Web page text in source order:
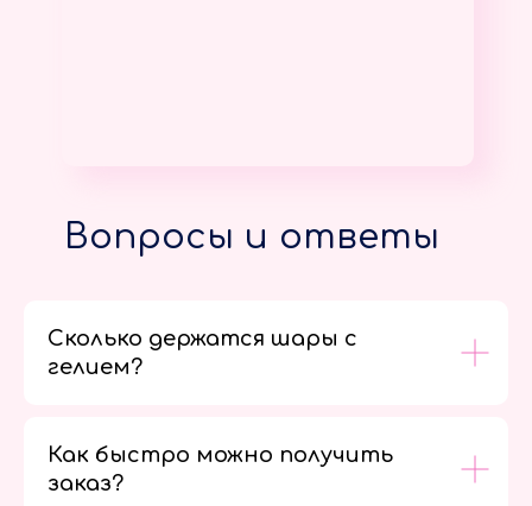
Вопросы и ответы
Сколько держатся шары с
гелием?
Как быстро можно получить
заказ?